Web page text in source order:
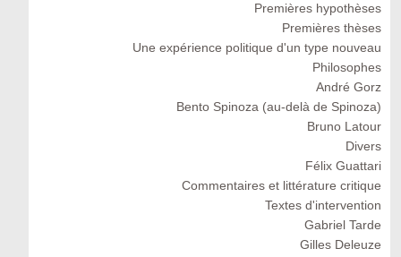
Premières hypothèses
Premières thèses
Une expérience politique d'un type nouveau
Philosophes
André Gorz
Bento Spinoza (au-delà de Spinoza)
Bruno Latour
Divers
Félix Guattari
Commentaires et littérature critique
Textes d'intervention
Gabriel Tarde
Gilles Deleuze